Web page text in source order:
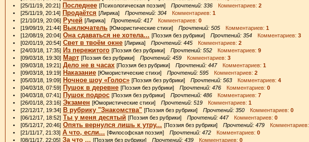
• [25/11/19, 20:21] Последнее [Психологическая поэзия] Прочтений: 336 Комментариев: 2
• [25/11/19, 20:14] Продаётся [Лирика] Прочтений: 304 Комментариев: 1
• [21/10/19, 20:06] Ручей [Лирика] Прочтений: 417Комментариев: 0
• [19/09/19, 21:44] Выключатель [Юмористические стихи] Прочтений: 505 Комментариев: 1
• [12/08/19, 20:04] Она сдаваться не хотела... [Поэзия без рубрики] Прочтений: 354 Комментариев: 3
• [02/01/19, 20:54] Свет в твоём окне [Лирика] Прочтений: 445 Комментариев: 2
• [24/03/18, 17:35] Из пережитого [Поэзия без рубрики] Прочтений: 552 Комментариев: 9
• [09/03/18, 19:30] Март [Поэзия без рубрики] Прочтений: 459 Комментариев: 3
• [09/03/18, 19:21] Дело не в часах [Поэзия без рубрики] Прочтений: 447Комментариев: 1
• [09/03/18, 19:19] Наказание [Юмористические стихи] Прочтений: 595 Комментариев: 2
• [05/03/18, 19:09] Ночное шоу «Голос» [Поэзия без рубрики] Прочтений: 563 Комментариев: 4
• [04/03/18, 07:59] Пушок в деревне [Поэзия без рубрики] Прочтений: 476 Комментариев: 0
• [04/03/18, 07:41] Пушок подрос [Поэзия без рубрики] Прочтений: 486 Комментариев: 7
• [26/01/18, 23:16] Экзамен [Юмористические стихи] Прочтений: 519 Комментариев: 1
• [22/12/17, 19:34] В рубрику "Знакомства" [Поэзия без рубрики] Прочтений: 350 Комментариев: 0
• [06/12/17, 18:52] Ты у меня десятый [Поэзия без рубрики] Прочтений: 447Комментариев: 0
• [05/12/17, 20:46] Опять вернулся лишь к утру... [Поэзия без рубрики] Прочтений: 479 Комментариев:
• [21/11/17, 21:33] А что, если... [Философская поэзия] Прочтений: 472 Комментариев: 0
• [08/11/17, 22:05] За что ... [Поэзия без рубрики] Прочтений: 439 Комментариев: 0